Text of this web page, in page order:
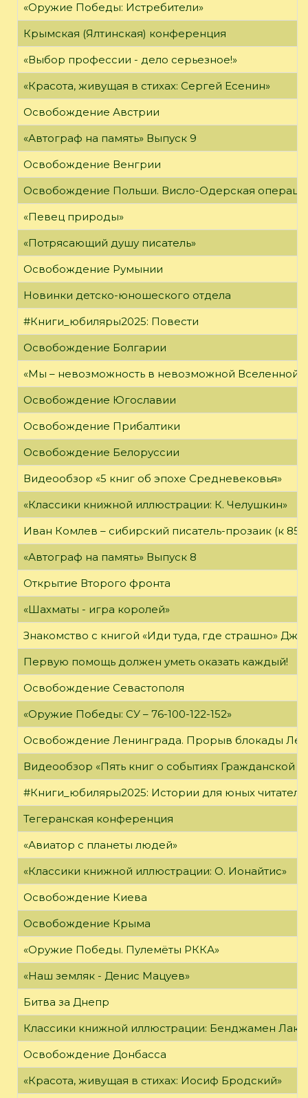
«Оружие Победы: Истребители»
Крымская (Ялтинская) конференция
«Выбор профессии - дело серьезное!»
«Красота, живущая в стихах: Сергей Есенин»
Освобождение Австрии
«Автограф на память» Выпуск 9
Освобождение Венгрии
Освобождение Польши. Висло-Одерская
«Певец природы»
«Потрясающий душу писатель»
Освобождение Румынии
Новинки детско-юношеского отдела
#Книги_юбиляры2025: Повести
Освобождение Болгарии
«Мы – невозможность в невозможной Вселенной»
Освобождение Югославии
Освобождение Прибалтики
Освобождение Белоруссии
Видеообзор «5 книг об эпохе Средневековья»
«Классики книжной иллюстрации: К. Челушкин»
Иван Комлев – сибирский писатель-прозаик (к 85-
«Автограф на память» Выпуск 8
Открытие Второго фронта
«Шахматы - игра королей»
Знакомство с книгой «Иди туда, где страшно»
Первую помощь должен уметь оказать каждый!
Освобождение Севастополя
«Оружие Победы: СУ – 76-100-122-152»
Освобождение Ленинграда. Прорыв блокады
Видеообзор «Пять книг о событиях Гражданской
#Книги_юбиляры2025: Истории для юных
Тегеранская конференция
«Авиатор с планеты людей»
«Классики книжной иллюстрации: О. Ионайтис»
Освобождение Киева
Освобождение Крыма
«Оружие Победы. Пулемёты РККА»
«Наш земляк - Денис Мацуев»
Битва за Днепр
Классики книжной иллюстрации: Бенджамен
Освобождение Донбасса
«Красота, живущая в стихах: Иосиф Бродский»